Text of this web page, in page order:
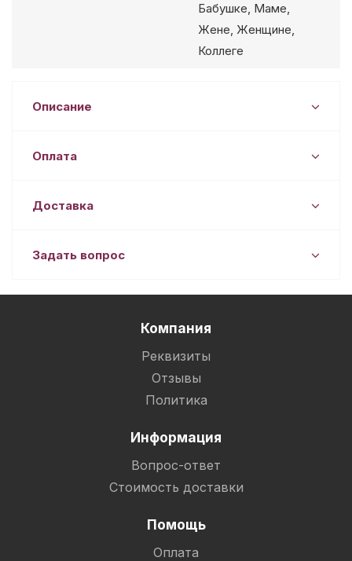
Бабушке, Маме,
Жене, Женщине,
Коллеге
Описание
Оплата
Доставка
Задать вопрос
Компания
Реквизиты
Отзывы
Политика
Информация
Вопрос-ответ
Стоимость доставки
Помощь
Оплата